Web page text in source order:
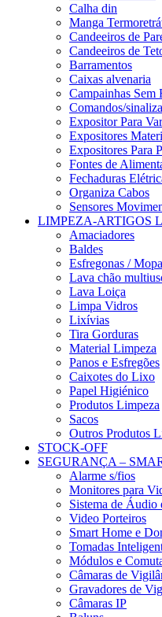
Calha din
Manga
Candeeiros de
Candeeiros de
Barramentos
Caixas alvenaria
Campainhas Sem
Comandos/
Expositor Para
Expositores
Expositores Para
Fontes de
Fechaduras
Organiza Cabos
Sensores
LIMPEZA-ARTIGOS
Amaciadores
Baldes
Esfregonas /
Lava chão
Lava Loiça
Limpa Vidros
Lixívias
Tira Gorduras
Material Limpeza
Panos e Esfregões
Caixotes do Lixo
Papel Higiénico
Produtos Limpeza
Sacos
Outros Produtos
STOCK-OFF
SEGURANÇA –
Alarme s/fios
Monitores para
Sistema de Áudio
Video Porteiros
Smart Home e
Tomadas
Módulos e
Câmaras de
Gravadores de
Câmaras IP